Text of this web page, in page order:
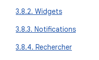
3.8.2. Widgets
3.8.3. Notifications
3.8.4. Rechercher